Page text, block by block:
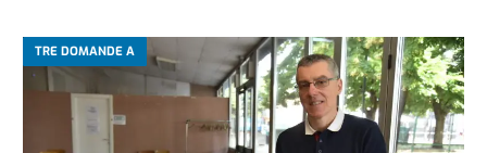
TRE DOMANDE A